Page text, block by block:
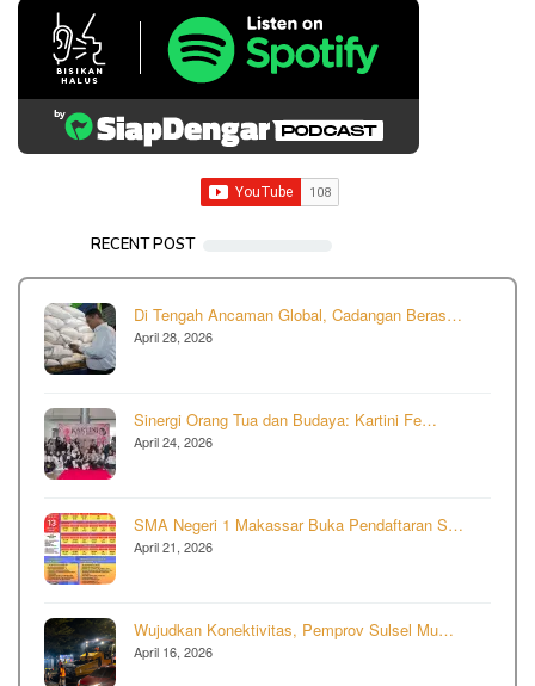
RECENT POST
Di Tengah Ancaman Global, Cadangan Beras…
April 28, 2026
Sinergi Orang Tua dan Budaya: Kartini Fe…
April 24, 2026
SMA Negeri 1 Makassar Buka Pendaftaran S…
April 21, 2026
Wujudkan Konektivitas, Pemprov Sulsel Mu…
April 16, 2026